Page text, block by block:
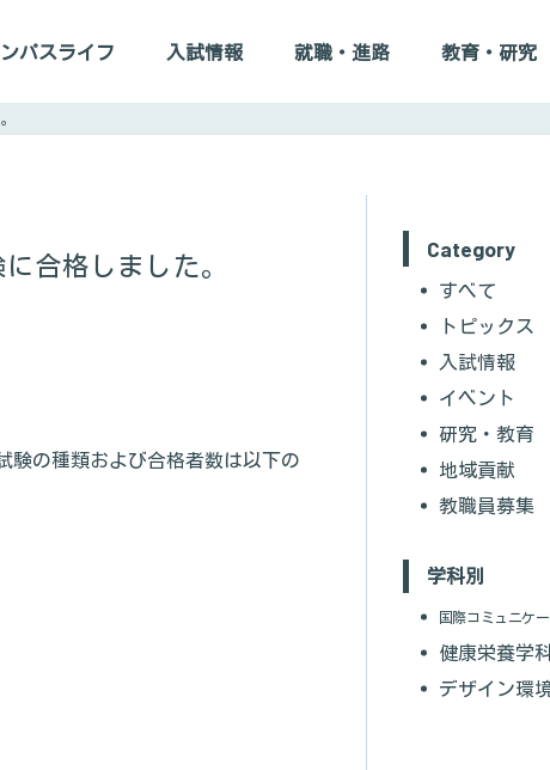
Select Language ▼
パスライフ 入試情報 就職・進路 教育・研究
オープンキャンパス イベント
合格しました。
験の種類および合格者数は以下の
Category
すべて
トピックス
入試情報
イベント
研究・教育
地域貢献
教職員募集
学科別
国際コミュニケ
健康栄養学
デザイン環